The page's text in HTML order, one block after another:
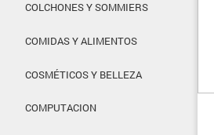
COLCHONES Y SOMMIERS
COMIDAS Y ALIMENTOS
COSMÉTICOS Y BELLEZA
COMPUTACION